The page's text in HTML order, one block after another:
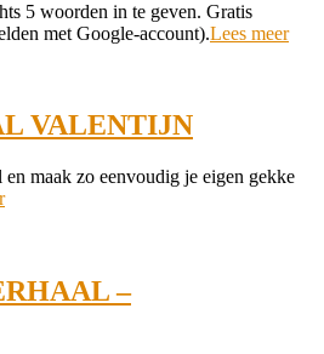
5 woorden in te geven. Gratis
met Google-account).Lees meer
VALENTIJN
maak zo eenvoudig je eigen gekke
–